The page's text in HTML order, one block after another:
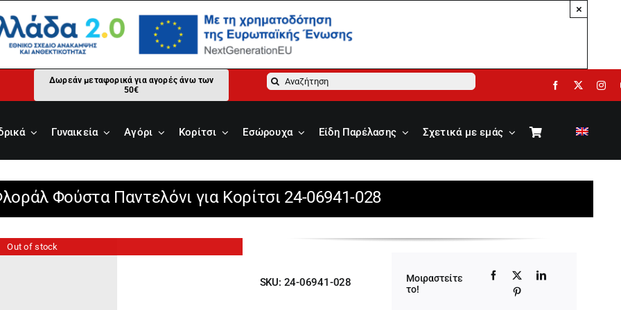
×
Δωρεάν μεταφορικά για αγορές άνω των
50€
Αναζήτηση
Γυναικεία Αγόρι Κορίτσι Εσώρουχα Είδη Παρέλασης Σχετικά με εμάς
Φούστα Παντελόνι για Κορίτσι 24-06941-028
Out of stock
SKU: 24-06941-028
Μοιραστείτε
το!